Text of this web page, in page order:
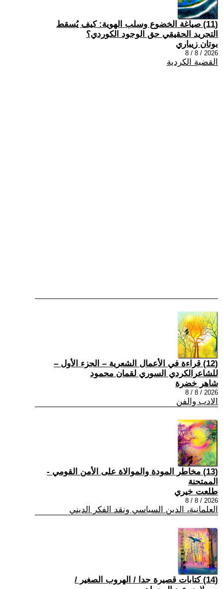
(11) صياغة الخضوع وسلب الهوية: كيف يُسقط
التجريد الحقيقي حق الوجود الكوردي؟
بوتان زيباري
2026 / 8 / 8
القضية الكردية
(12) قراءة في الأعمال الشعرية – الجزء الأول –
للشاعرالكردي السوري لقمان محمود
شاهر خضرة
2026 / 8 / 8
الادب والفن
(13) مخاطر المودة والموالاة على الأمن القومي -
الممتحنة
طلعت خيري
2026 / 8 / 8
العلمانية، الدين السياسي ونقد الفكر الديني
(14) كتابات قصيرة جدا / الهروب الصغير /